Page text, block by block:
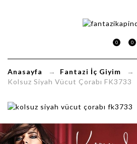
0 0
Anasayfa → Fantazi İç Giyim →
Kolsuz Siyah Vücut Çorabı FK3733